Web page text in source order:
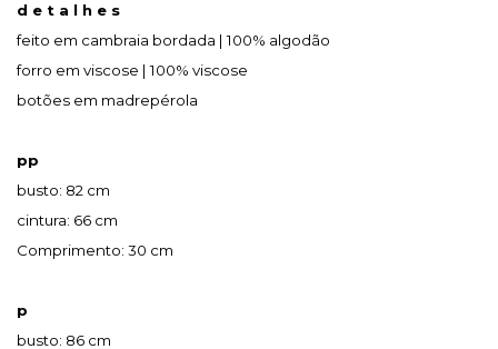
d e t a l h e s
feito em cambraia bordada | 100% algodão
forro em viscose | 100% viscose
botões em madrepérola
pp
busto: 82 cm
cintura: 66 cm
Comprimento: 30 cm
p
busto: 86 cm